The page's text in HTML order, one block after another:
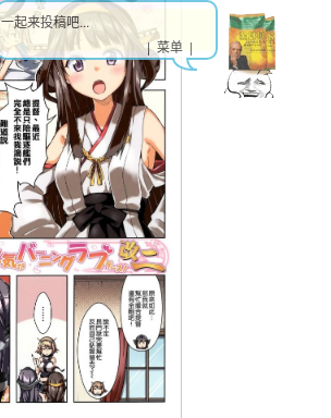
一起来投稿吧...
| 菜单 |